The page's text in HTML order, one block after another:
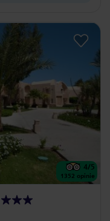
4/5
1352 opinie